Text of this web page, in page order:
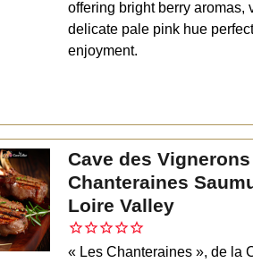
offering bright berry aromas,
delicate pale pink hue
enjoyment.
Cave des
Chanteraines
Loire Valley
« Les Chanteraines », de la